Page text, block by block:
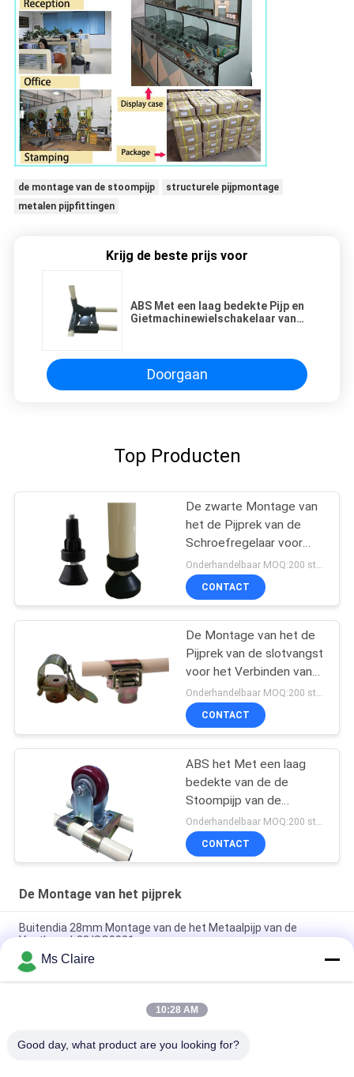
de montage van de stoompijp
structurele pijpmontage
metalen pijpfittingen
Krijg de beste prijs voor
ABS Met een laag bedekte Pijp en
Gietmachinewielschakelaar van
Doorgaan
Top Producten
De zwarte Montage van
het de Pijprek van de
Schroefregelaar voor
Pijp het Rekken Systeem
CONTACT
De Montage van het de
Pijprek van de slotvangst
voor het Verbinden van
de Afzonderlijke Vrije
Producten van het
Pijprek
Onderhandelbaar MOQ:200 stuks
CONTACT
ABS het Met een laag
bedekte van de de
Stoompijp van de
Pijpklem van de de
Montagewartel de
Plaatgietmachine
Onderhandelbaar MOQ:200 stuks
CONTACT
De Montage van het pijprek
Buitendia 28mm Montage van de het Metaalpijp van de
Voetkop al-38 ISO9001
Van de de Koppijp van de aluminiumvoet het Rekmontage
ISO9001 voor 28mm Pijp
Het stempelen van de Op zwaar werk berekende Enige Zijpal
Ms Claire
10:28 AM
Good day, what product are you looking for?